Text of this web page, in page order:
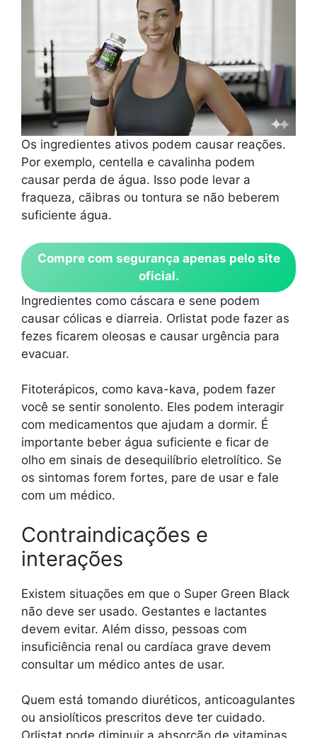
Os ingredientes ativos podem causar reações.
Por exemplo, centella e cavalinha podem
causar perda de água. Isso pode levar a
fraqueza, cãibras ou tontura se não beberem
suficiente água.
Compre com segurança apenas pelo site
oficial.
Ingredientes como cáscara e sene podem
causar cólicas e diarreia. Orlistat pode fazer as
fezes ficarem oleosas e causar urgência para
evacuar.
Fitoterápicos, como kava-kava, podem fazer
você se sentir sonolento. Eles podem interagir
com medicamentos que ajudam a dormir. É
importante beber água suficiente e ficar de
olho em sinais de desequilíbrio eletrolítico. Se
os sintomas forem fortes, pare de usar e fale
com um médico.
Contraindicações e
interações
Existem situações em que o Super Green Black
não deve ser usado. Gestantes e lactantes
devem evitar. Além disso, pessoas com
insuficiência renal ou cardíaca grave devem
consultar um médico antes de usar.
Quem está tomando diuréticos, anticoagulantes
ou ansiolíticos prescritos deve ter cuidado.